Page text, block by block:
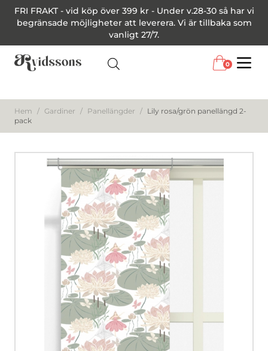
FRI FRAKT - vid köp över 399 kr - Under v.28-30 så har vi
begränsade möjligheter att leverera. Vi är tillbaka som
vanligt 27/7.
0
Hem / Gardiner / Panellängder / Lily rosa/grön panellängd 2-
pack